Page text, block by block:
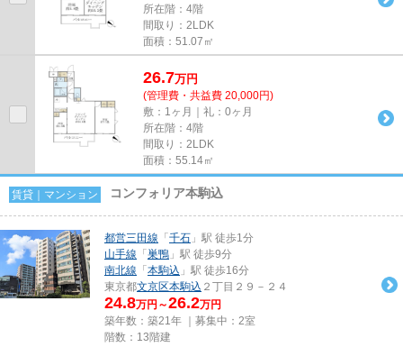
所在階：4階
間取り：2LDK
面積：51.07㎡
26.7万円
(管理費・共益費 20,000円)
敷：1ヶ月｜礼：0ヶ月
所在階：4階
間取り：2LDK
面積：55.14㎡
賃貸｜マンション コンフォリア本駒込
都営三田線 「 千石 」駅 徒歩1分
山手線 「 巣鴨 」駅 徒歩9分
南北線 「 本駒込 」駅 徒歩16分
東京都文京区本駒込 ２丁目２９－２４
24.8万円～26.2万円
築年数：築21年 ｜募集中： 2室
階数：13階建